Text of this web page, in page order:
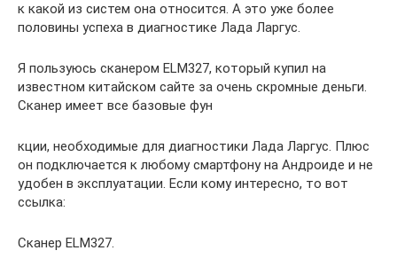
к какой из систем она относится. А это уже более
половины успеха в диагностике Лада Ларгус.
Я пользуюсь сканером ELM327, который купил на
известном китайском сайте за очень скромные деньги.
Сканер имеет все базовые фун
кции, необходимые для диагностики Лада Ларгус. Плюс
он подключается к любому смартфону на Андроиде и не
удобен в эксплуатации. Если кому интересно, то вот
ссылка:
Сканер ELM327.